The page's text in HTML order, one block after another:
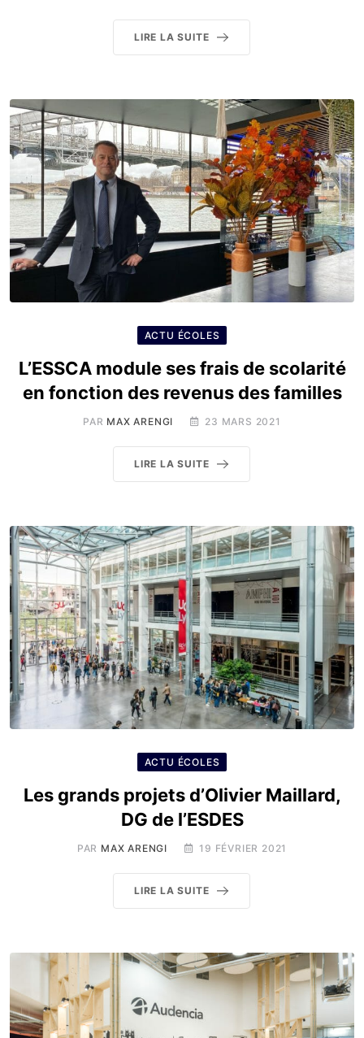
LIRE LA SUITE
ACTU ÉCOLES
L’ESSCA module ses frais de scolarité
en fonction des revenus des familles
PAR MAX ARENGI 23 MARS 2021
LIRE LA SUITE
ACTU ÉCOLES
Les grands projets d’Olivier Maillard,
DG de l’ESDES
PAR MAX ARENGI 19 FÉVRIER 2021
LIRE LA SUITE